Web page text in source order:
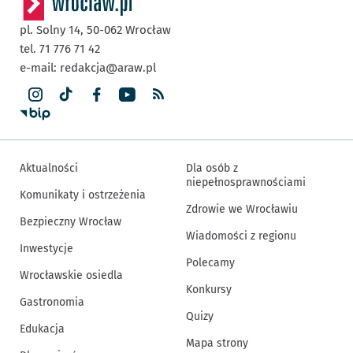
pl. Solny 14, 50-062 Wrocław
tel. 71 776 71 42
e-mail: redakcja@araw.pl
Aktualności
Komunikaty i ostrzeżenia
Bezpieczny Wrocław
Inwestycje
Wrocławskie osiedla
Gastronomia
Edukacja
Dla osób z
niepełnosprawnościami
Zdrowie we Wrocławiu
Wiadomości z regionu
Polecamy
Konkursy
Quizy
Mapa strony